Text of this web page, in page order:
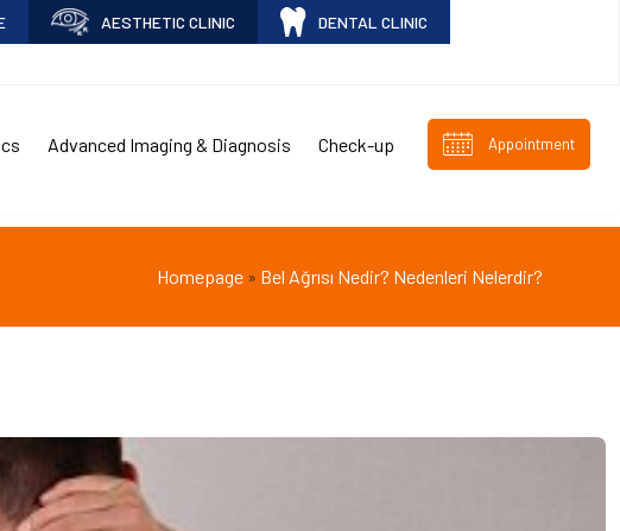
AESTHETIC CLINIC DENTAL CLINIC
Advanced Imaging & Diagnosis Check-up Appointment
Homepage» Bel Ağrısı Nedir? Nedenleri Nelerdir?